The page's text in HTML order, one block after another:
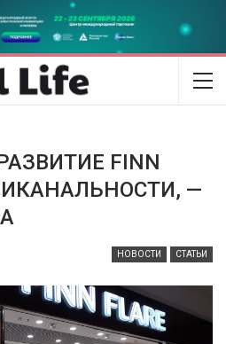
FINN
—
НОВОСТИ СТАТЬИ